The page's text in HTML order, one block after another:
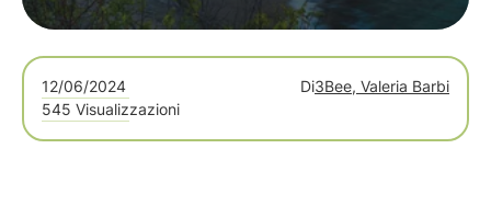
12/06/2024 Di3Bee, Valeria Barbi
545 Visualizzazioni